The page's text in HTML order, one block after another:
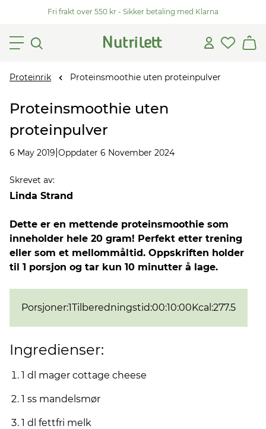
Fri frakt over 550 kr - Sikker betaling med Klarna
Proteinrik Proteinsmoothie uten proteinpulver
Proteinsmoothie uten
proteinpulver
6 May 2019 Oppdater 6 November 2024
Skrevet av:
Linda Strand
Dette er en mettende proteinsmoothie som
inneholder hele 20 gram! Perfekt etter trening
eller som et mellommåltid. Oppskriften holder
til 1 porsjon og tar kun 10 minutter å lage.
Porsjoner:1Tilberedningstid:00:10:00Kcal :277.5
Ingredienser:
1 dl mager cottage cheese
1 ss mandelsmør
1 dl fettfri melk